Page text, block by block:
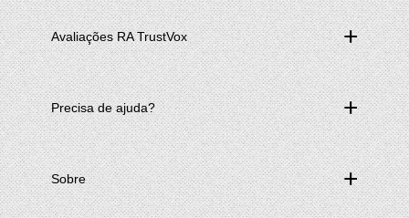
Avaliações RA TrustVox
Precisa de ajuda?
Sobre